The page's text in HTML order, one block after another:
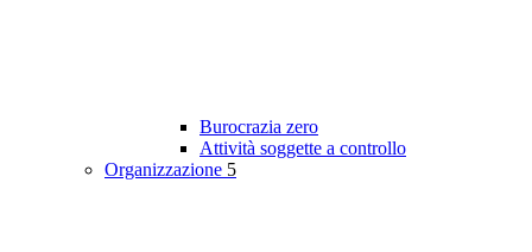
Burocrazia zero
Attività soggette a controllo
Organizzazione 5